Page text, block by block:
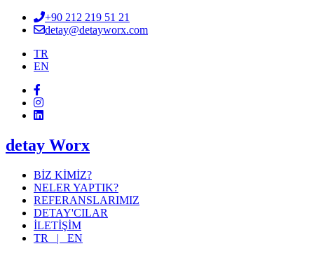
+90 212 219 51 21
detay@detayworx.com
TR
EN
detay Worx
BİZ KİMİZ?
NELER YAPTIK?
REFERANSLARIMIZ
DETAY'CILAR
İLETİŞİM
TR | EN